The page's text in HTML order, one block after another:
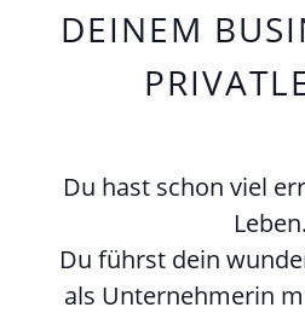
DEINEM
Du hast schon viel
Leben.
Du führst dein
als Unternehmerin